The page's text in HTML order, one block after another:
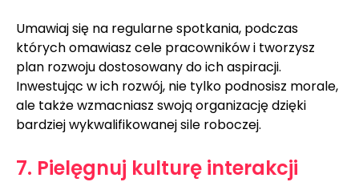
Umawiaj się na regularne spotkania, podczas
których omawiasz cele pracowników i tworzysz
plan rozwoju dostosowany do ich aspiracji.
Inwestując w ich rozwój, nie tylko podnosisz morale,
ale także wzmacniasz swoją organizację dzięki
bardziej wykwalifikowanej sile roboczej.
7. Pielęgnuj kulturę interakcji